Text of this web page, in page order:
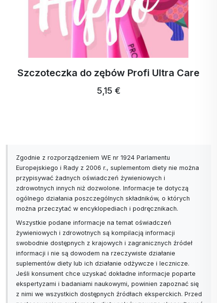
Szczoteczka do zębów Profi Ultra Care
5,15 €
Zgodnie z rozporządzeniem WE nr 1924 Parlamentu
Europejskiego i Rady z 2006 r., suplementom diety nie można
przypisywać żadnych oświadczeń żywieniowych i
zdrowotnych innych niż dozwolone. Informacje te dotyczą
ogólnego działania poszczególnych składników, o których
można przeczytać w encyklopediach i podręcznikach.
Wszystkie podane informacje na temat oświadczeń
żywieniowych i zdrowotnych są kompilacją informacji
swobodnie dostępnych z krajowych i zagranicznych źródeł
informacji i nie są dowodem na rzeczywiste działanie
suplementów diety lub ich działanie odżywcze i lecznicze.
Jeśli konsument chce uzyskać dokładne informacje poparte
ekspertyzami i badaniami naukowymi, powinien zapoznać się
z nimi we wszystkich dostępnych źródłach eksperckich. Przed